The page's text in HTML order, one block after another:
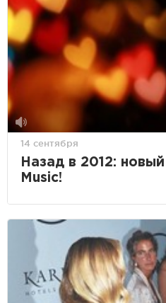
14 сентября
Назад в 2012:
Music!